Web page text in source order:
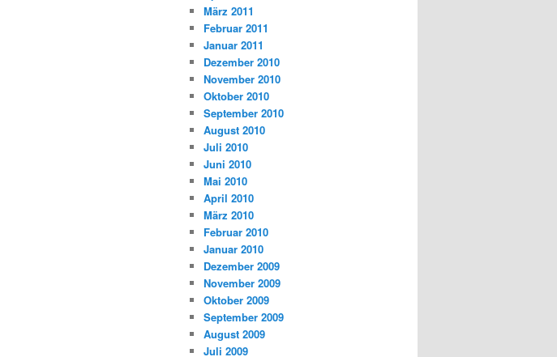
März 2011
Februar 2011
Januar 2011
Dezember 2010
November 2010
Oktober 2010
September 2010
August 2010
Juli 2010
Juni 2010
Mai 2010
April 2010
März 2010
Februar 2010
Januar 2010
Dezember 2009
November 2009
Oktober 2009
September 2009
August 2009
Juli 2009